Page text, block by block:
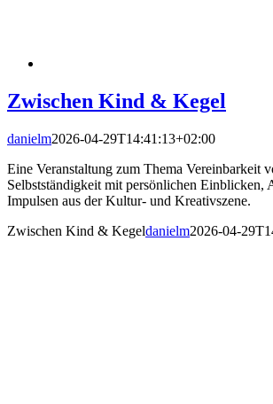
Zwischen Kind & Kegel
danielm2026-04-29T14:41:13+02:00
Eine Veranstaltung zum Thema Vereinbarkeit
Selbstständigkeit mit persönlichen Einblicken,
Impulsen aus der Kultur- und Kreativszene.
Zwischen Kind & Kegeldanielm2026-04-